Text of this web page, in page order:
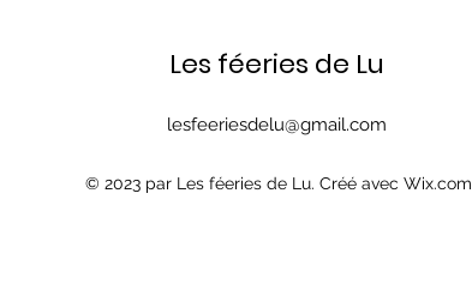
Les féeries de Lu
lesfeeriesdelu@gmail.com
© 2023 par Les féeries de Lu. Créé avec Wix.com